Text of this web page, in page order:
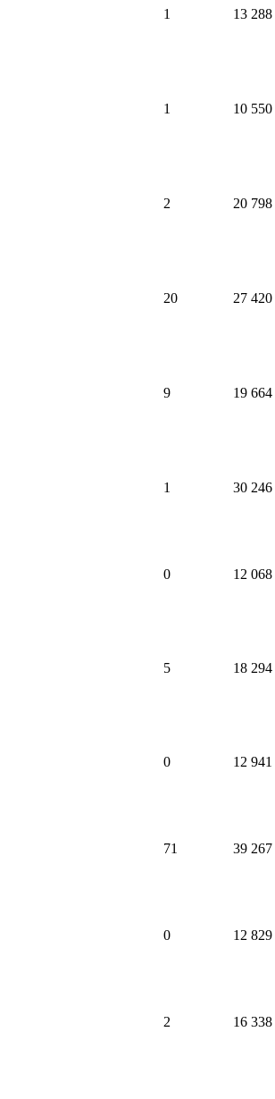
1 13 288
1 10 550
2 20 798
20 27 420
9 19 664
1 30 246
0 12 068
5 18 294
0 12 941
71 39 267
0 12 829
2 16 338